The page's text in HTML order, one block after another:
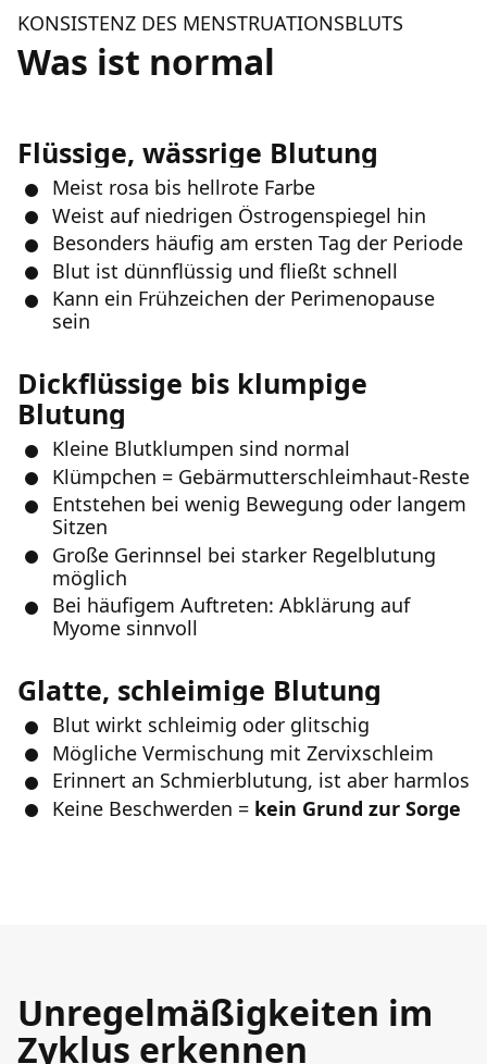
KONSISTENZ DES MENSTRUATIONSBLUTS
Was ist normal
Flüssige, wässrige Blutung
Meist rosa bis hellrote Farbe
Weist auf niedrigen Östrogenspiegel hin
Besonders häufig am ersten Tag der Periode
Blut ist dünnflüssig und fließt schnell
Kann ein Frühzeichen der Perimenopause
sein
Dickflüssige bis klumpige
Blutung
Kleine Blutklumpen sind normal
Klümpchen = Gebärmutterschleimhaut-Reste
Entstehen bei wenig Bewegung oder langem
Sitzen
Große Gerinnsel bei starker Regelblutung
möglich
Bei häufigem Auftreten: Abklärung auf
Myome sinnvoll
Glatte, schleimige Blutung
Blut wirkt schleimig oder glitschig
Mögliche Vermischung mit Zervixschleim
Erinnert an Schmierblutung, ist aber harmlos
Keine Beschwerden = kein Grund zur Sorge
Unregelmäßigkeiten im
Zyklus erkennen